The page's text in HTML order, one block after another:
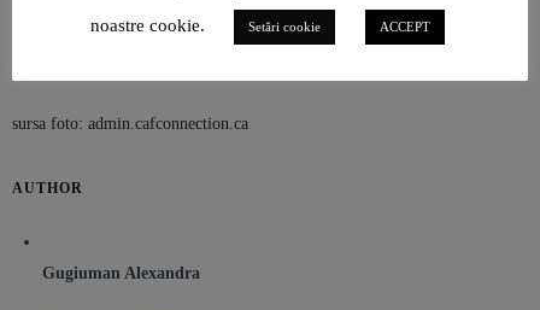
Diferiți, dar uniți… căci doar un scop comun ne poate mâna în direcția
sursa foto: admin.cafconnection.ca
AUTHOR
Gugiuman Alexandra
noastre cookie.
Setări cookie ACCEPT